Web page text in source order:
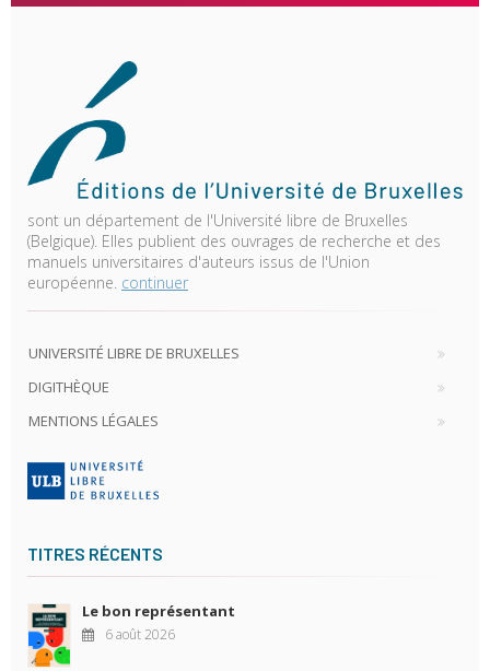
sont un département de l'Université libre de Bruxelles
(Belgique). Elles publient des ouvrages de recherche et des
manuels universitaires d'auteurs issus de l'Union
européenne. continuer
UNIVERSITÉ LIBRE DE BRUXELLES
DIGITHÈQUE
MENTIONS LÉGALES
TITRES RÉCENTS
Le bon représentant
6 août 2026